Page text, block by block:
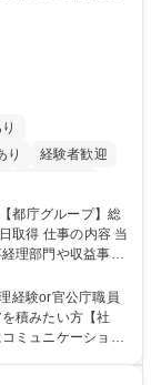
り
経験者歓迎
容 当
理部門や収益事業
いたします。研修
細】■
理業務 ■収益部
イベントコーナ
経験or官公庁職員
積みたい方【社
ミュニケーション